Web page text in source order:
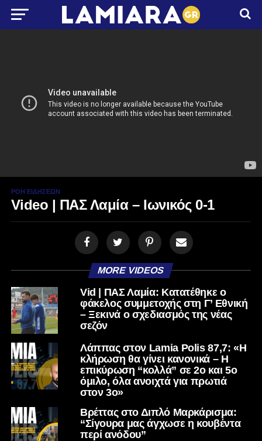
ΡΟΉ ΕΙΔΉΣΕΩΝ
Video | ΠΑΣ Λαμία – Ιωνικός 0-1
MORE VIDEOS
Vid | ΠΑΣ Λαμία: Κατατέθηκε ο
φάκελος συμμετοχής στη Γ’ Εθνική
– Ξεκινά ο σχεδιασμός της νέας
σεζόν
Λάππας στον Lamia Polis 87,7: «Η
κλήρωση θα γίνει κανονικά – Η
επικύρωση “κολλά” σε 2ο και 5ο
όμιλο, όλα ανοιχτά για πρωτιά
στον 3ο»
Βρέττας στο Διπλό Μαρκάρισμα:
“Σίγουρα μας άγχωσε η κουβέντα
περί ανόδου”